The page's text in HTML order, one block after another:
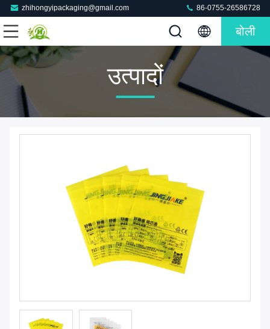
zhihongyipackaging@gmail.com 86-0755-26586728
बोली
उत्पादों